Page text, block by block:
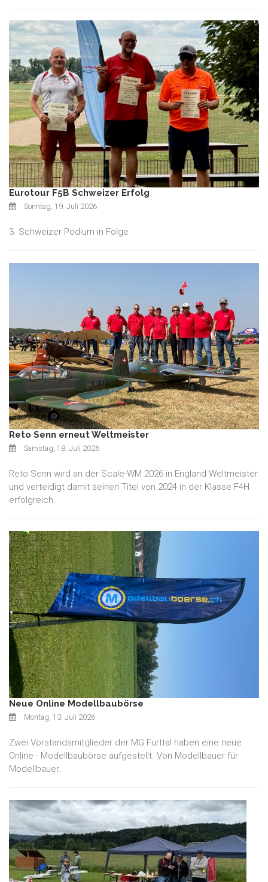
Eurotour F5B Schweizer Erfolg
Sonntag, 19. Juli 2026
3. Schweizer Podium in Folge
Reto Senn erneut Weltmeister
Samstag, 18. Juli 2026
Reto Senn wird an der Scale-WM 2026 in England Weltmeister
und verteidigt damit seinen Titel von 2024 in der Klasse F4H
erfolgreich.
Neue Online Modellbaubörse
Montag, 13. Juli 2026
Zwei Vorstandsmitglieder der MG Furttal haben eine neue
Online - Modellbaubörse aufgestellt. Von Modellbauer für
Modellbauer.